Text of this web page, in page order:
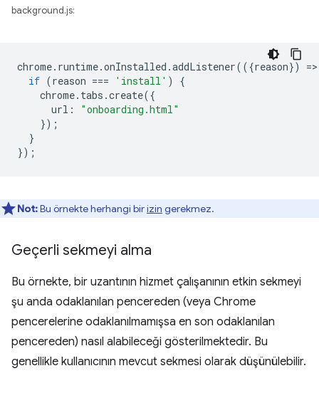
background.js:
chrome. runtime.onInstalled .addListener(({reason}) =>
if (reason === 'install' )
{
chrome. tabs .create({
url :
"onboarding.html"
});
}
});
Not:Bu örnekte herhangi birizin gerekmez.
Geçerli sekmeyi alma
Bu örnekte, bir uzantının hizmet çalışanının etkin sekmeyi
şu anda odaklanılan pencereden (veya Chrome
pencerelerine odaklanılmamışsa en son odaklanılan
pencereden) nasıl alabileceği gösterilmektedir. Bu
genellikle kullanıcının mevcut sekmesi olarak düşünülebilir.